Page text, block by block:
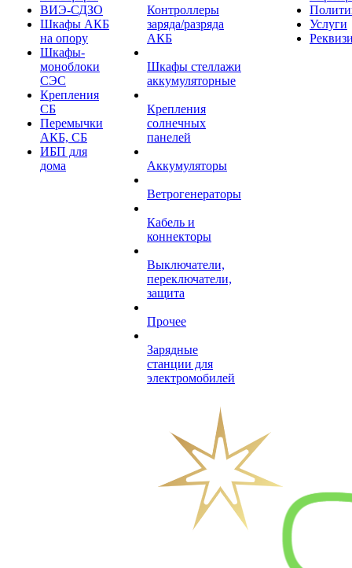
ВИЭ-СДЗО
Шкафы АКБ
на опору
Шкафы-
моноблоки
СЭС
Крепления
СБ
Перемычки
АКБ, СБ
ИБП для
дома
Контроллеры
заряда/разряда
АКБ
Шкафы стеллажи
аккумуляторные
Крепления
солнечных
панелей
Аккумуляторы
Ветрогенераторы
Кабель и
коннекторы
Выключатели,
переключатели,
защита
Прочее
Зарядные
станции для
электромобилей
Услуги